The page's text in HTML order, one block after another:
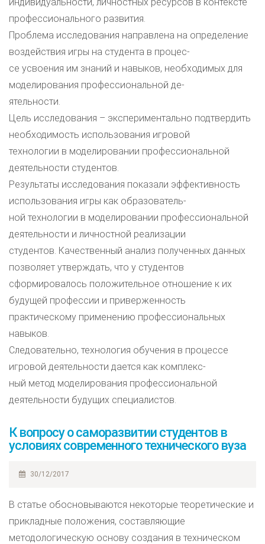
профессионального развития.
Проблема исследования направлена на определение
воздействия игры на студента в процес-
се усвоения им знаний и навыков, необходимых для
моделирования профессиональной де-
ятельности.
Цель исследования – экспериментально подтвердить
необходимость использования игровой
технологии в моделировании профессиональной
деятельности студентов.
Результаты исследования показали эффективность
использования игры как образователь-
ной технологии в моделировании профессиональной
деятельности и личностной реализации
студентов. Качественный анализ полученных данных
позволяет утверждать, что у студентов
сформировалось положительное отношение к их
будущей профессии и приверженность
практическому применению профессиональных
навыков.
Следовательно, технология обучения в процессе
игровой деятельности дается как комплекс-
ный метод моделирования профессиональной
деятельности будущих специалистов.
К вопросу о саморазвитии студентов в
условиях современного технического вуза
30/12/2017
В статье обосновываются некоторые теоретические и
прикладные положения, составляющие
методологическую основу создания в техническом